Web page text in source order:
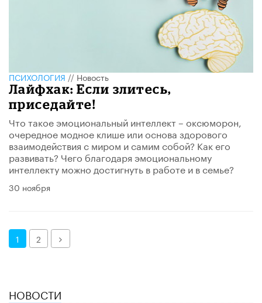
ПСИХОЛОГИЯ//Новость
Лайфхак: Если злитесь,
приседайте!
Что такое эмоциональный интеллект – оксюморон,
очередное модное клише или основа здорового
взаимодействия с миром и самим собой? Как его
развивать? Чего благодаря эмоциональному
интеллекту можно достигнуть в работе и в семье?
30 ноября
1 2 Далее
НОВОСТИ